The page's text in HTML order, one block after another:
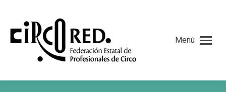
Menú